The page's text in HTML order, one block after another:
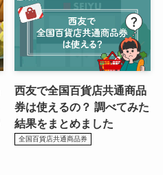
西友で全国百貨店共通商品
券は使えるの？ 調べてみた
結果をまとめました
全国百貨店共通商品券